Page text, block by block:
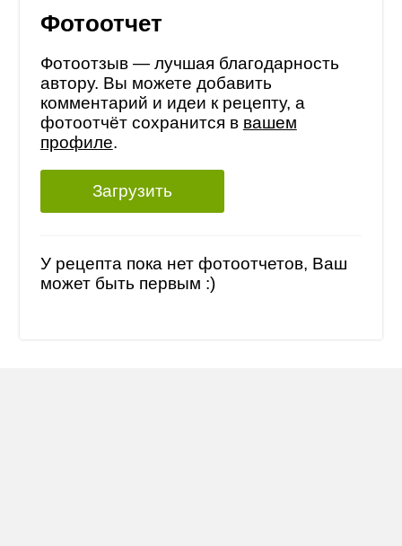
Фотоотчет
Фотоотзыв — лучшая благодарность
автору. Вы можете добавить
комментарий и идеи к рецепту, а
фотоотчёт сохранится в вашем
профиле.
Загрузить
У рецепта пока нет фотоотчетов, Ваш
может быть первым :)